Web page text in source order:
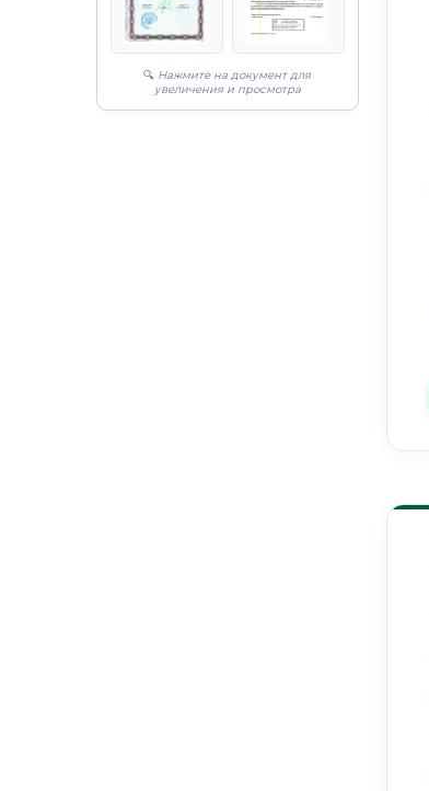
🔍 Нажмите на документ для
увеличения и просмотра